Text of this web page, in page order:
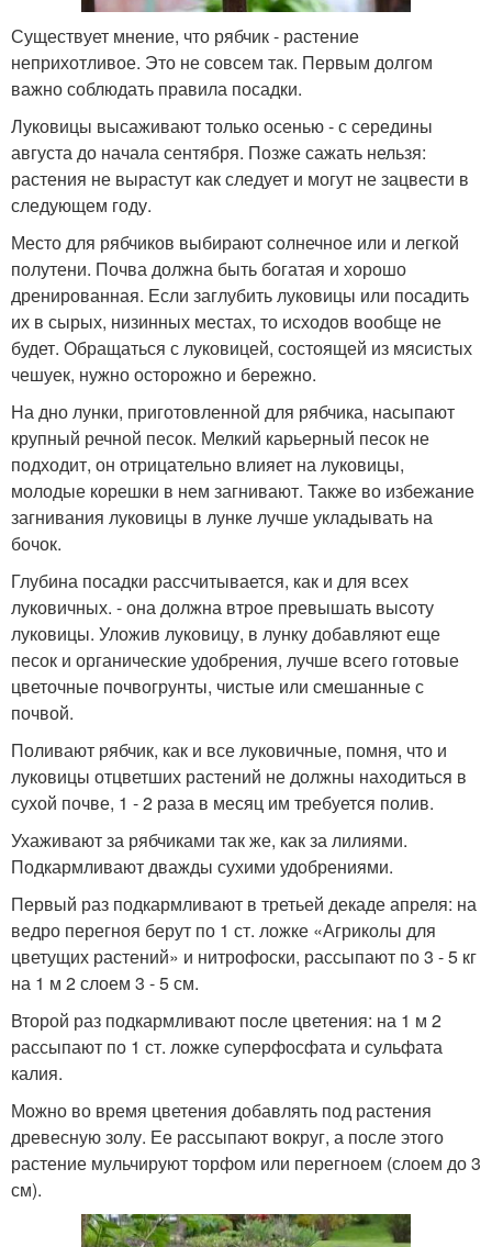
Существует мнение, что рябчик - растение
неприхотливое. Это не совсем так. Первым долгом
важно соблюдать правила по­садки.
Луковицы высаживают только осенью - с сере­дины
августа до начала сентября. Позже сажать нельзя:
растения не вырастут как следует и могут не зацвести в
следующем году.
Место для рябчиков выбирают солнечное или и легкой
полутени. Почва должна быть богатая и хорошо
дренированная. Если заглубить лукови­цы или посадить
их в сырых, низинных местах, то исходов вообще не
будет. Обращаться с луковицей, состоящей из мясистых
чешуек, нужно осторожно и бережно.
На дно лунки, приготовленной для рябчика, насыпают
крупный речной песок. Мелкий карьерный песок не
подходит, он отрицательно влияет на луко­вицы,
молодые корешки в нем загнивают. Также во избежание
загнивания луковицы в лунке лучше укладывать на
бочок.
Глубина посадки рассчитывается, как и для всех
луковичных. - она должна втрое превышать высоту
луковицы. Уложив луковицу, в лунку добавляют еще
песок и органические удобрения, лучше всего готовые
цветочные почвогрунты, чистые или сме­шанные с
почвой.
Поливают рябчик, как и все луковичные, помня, что и
луковицы отцветших растений не должны на­ходиться в
сухой почве, 1 - 2 раза в месяц им требу­ется полив.
Ухаживают за рябчиками так же, как за лилия­ми.
Подкармливают дважды сухими удобрениями.
Первый раз подкармливают в третьей декаде ап­реля: на
ведро перегноя берут по 1 ст. ложке «Агриколы для
цветущих растений» и нитрофоски, рассы­пают по 3 - 5 кг
на 1 м 2 слоем 3 - 5 см.
Второй раз подкармливают после цветения: на 1 м 2
рассыпают по 1 ст. ложке суперфосфата и суль­фата
калия.
Можно во время цветения добавлять под расте­ния
древесную золу. Ее рассыпают вокруг, а после этого
растение мульчируют торфом или перегноем (слоем до 3
см).